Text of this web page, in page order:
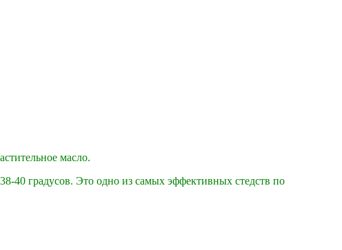
масло.
40 градусов. Это одно из самых эффективных стедств по